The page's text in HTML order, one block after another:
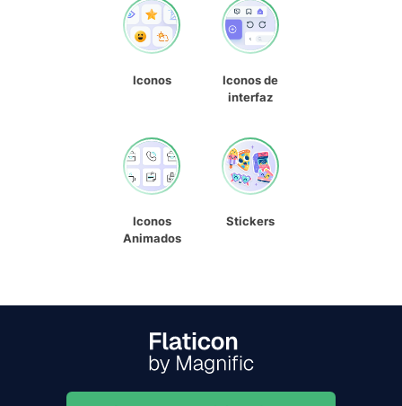
Iconos
Iconos de
interfaz
Iconos
Animados
Stickers